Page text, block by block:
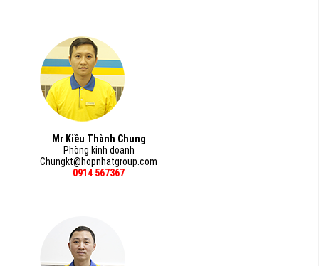
Mr Kiều Thành Chung
Phòng kinh doanh
Chungkt@hopnhatgroup.com
0914 567367